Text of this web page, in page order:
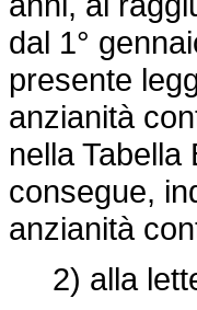
dal 1°
presente
anzianità
nella
consegue,
anzianità
2) alla